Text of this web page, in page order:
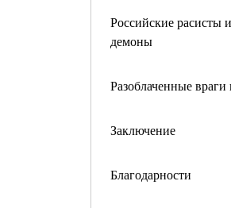
Российские расисты
демоны
Разоблаченные враги
Заключение
Благодарности